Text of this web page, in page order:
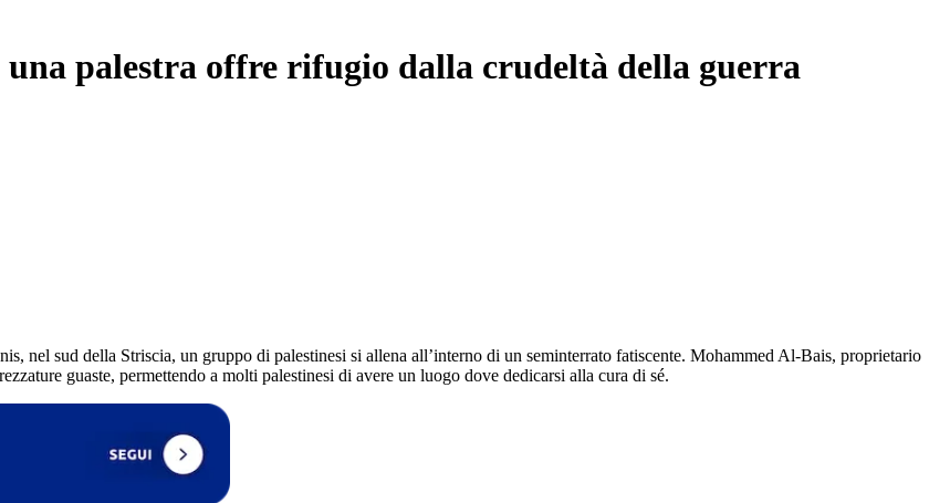
palestra offre rifugio dalla crudeltà della guerra
nel sud della Striscia, un gruppo di palestinesi si allena all’interno di un seminterrato fatiscente. Mohammed Al-Bais, proprietario
guaste, permettendo a molti palestinesi di avere un luogo dove dedicarsi alla cura di sé.